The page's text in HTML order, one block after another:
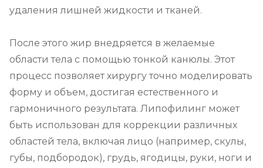
удаления лишней жидкости и тканей.
После этого жир внедряется в желаемые
области тела с помощью тонкой канюлы. Этот
процесс позволяет хирургу точно моделировать
форму и объем, достигая естественного и
гармоничного результата. Липофилинг может
быть использован для коррекции различных
областей тела, включая лицо (например, скулы,
губы, подбородок), грудь, ягодицы, руки, ноги и